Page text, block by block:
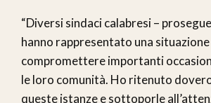
“Diversi sindaci calabresi –
hanno rappresentato una
compromettere importanti
le loro comunità. Ho ritenuto
queste istanze e sottoporle